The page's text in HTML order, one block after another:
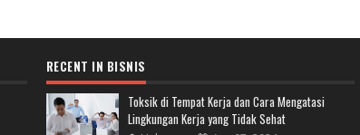
RECENT IN BISNIS
Toksik di Tempat Kerja dan Cara Mengatasi
Lingkungan Kerja yang Tidak Sehat